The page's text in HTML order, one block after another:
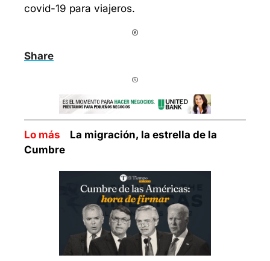
covid-19 para viajeros.
Share
Lo más La migración, la estrella de la
Cumbre